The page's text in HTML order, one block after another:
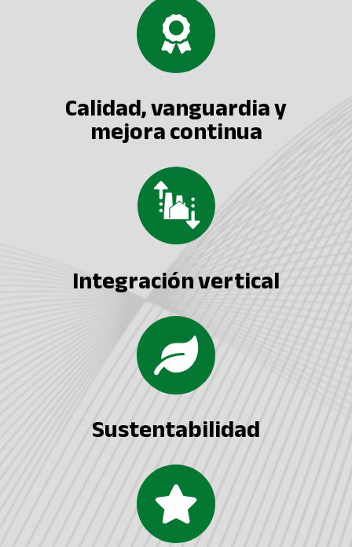
Calidad, vanguardia y
mejora continua
Integración vertical
Sustentabilidad